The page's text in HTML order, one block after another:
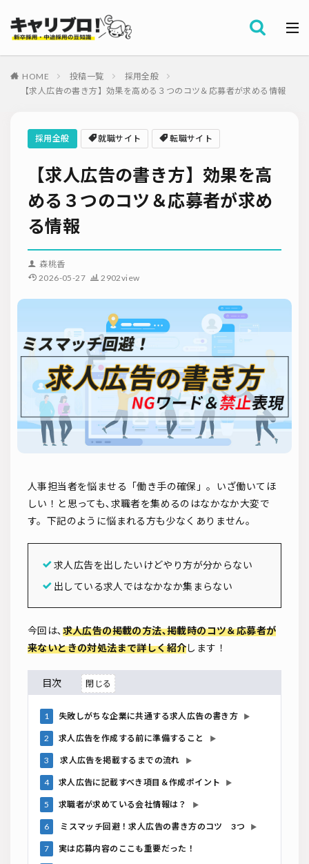
HOME 投稿一覧
採用全般
【求人広告の書き方】効果を高める３つのコツ＆応募者が求める情報
採用全般 就職サイト 転職サイト
【求人広告の書き方】効果を高
める３つのコツ＆応募者が求め
る情報
森桃香
2026-05-27
2902view
人事担当者を悩ませる「働き手の確保」。いざ働いてほ
しい！と思っても､求職者を集めるのはなかなか大変で
す。下記のように悩まれる方も少なくありません。
求人広告を出したいけどやり方が分からない
出している求人ではなかなか集まらない
今回は､ 求人広告の掲載の方法､掲載時のコツ＆応募者が
来ないときの対処法まで詳しく紹介します！
目次
1 失敗しがちな企業に共通する求人広告の書き方 ▶
2 求人広告を作成する前に準備すること ▶
3 求人広告を掲載するまでの流れ ▶
4 求人広告に記載すべき項目＆作成ポイント ▶
5 求職者が求めている会社情報は？ ▶
6 ミスマッチ回避！求人広告の書き方のコツ 3つ ▶
7 実は応募内容のここも重要だった！
カテゴリー
タグ
就職サイト
転職サイト
ダイレクトリクルーティング
採用管理システム（ATS）
採用ノウハウ
採用ツール
採用計画
母集団の形成確保
エンジニア採用
採用イベント・合説
面接・選考
内定フォロー
内定辞退
採用コンサルティング
採用動向
Iターン・Uターン
適性検査
新人研修
ソーシャルリクルーティング
入社式 AI・RPA
検索
労務・組織
メルマガ登録
お問い合わせ